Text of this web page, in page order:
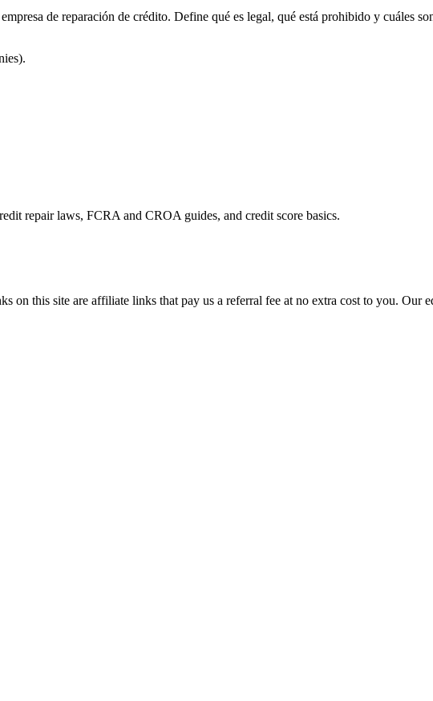
de reparación de crédito. Define qué es legal, qué está prohibido y cuáles
repair laws, FCRA and CROA guides, and credit score basics.
on this site are affiliate links that pay us a referral fee at no extra cost to you. Our